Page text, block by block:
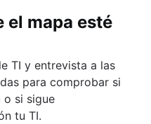
el mapa esté
TI y entrevista a las
para comprobar si
o si sigue
tu TI.